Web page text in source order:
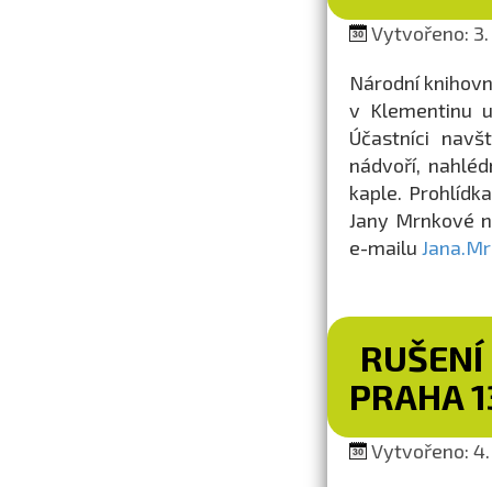
Vytvořeno: 3.
Národní
v Klementinu
Účastníci
nádvoří,
kaple.
Jany Mrnkové
e-mailu
RUŠENÍ
PRAHA
Vytvořeno: 4.